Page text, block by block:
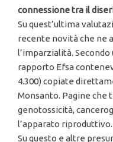
connessione tra il
Su quest’ultima
recente novità che ne
l’imparzialità. Secondo
rapporto Efsa
4.300) copiate
Monsanto. Pagine che
genotossicità,
l’apparato riproduttivo.
Su questo e altre